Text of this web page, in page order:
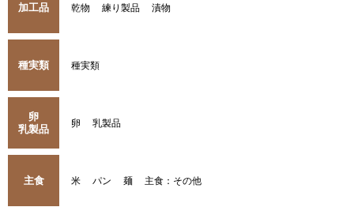
加工品 乾物 練り製品 漬物
種実類 種実類
卵
乳製品
卵 乳製品
主食 米 パン 麺 主食：その他